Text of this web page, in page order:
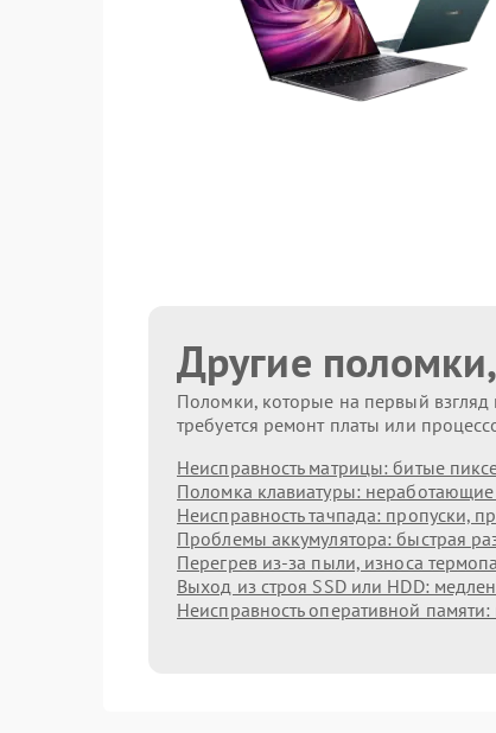
Другие
Поломки, которые на первый взгляд
требуется ремонт платы или
Неисправность матрицы: битые
Поломка клавиатуры: неработающие
Неисправность тачпада: пропуски,
Проблемы аккумулятора: быстрая
Перегрев из‑за пыли, износа
Выход из строя SSD или HDD:
Неисправность оперативной